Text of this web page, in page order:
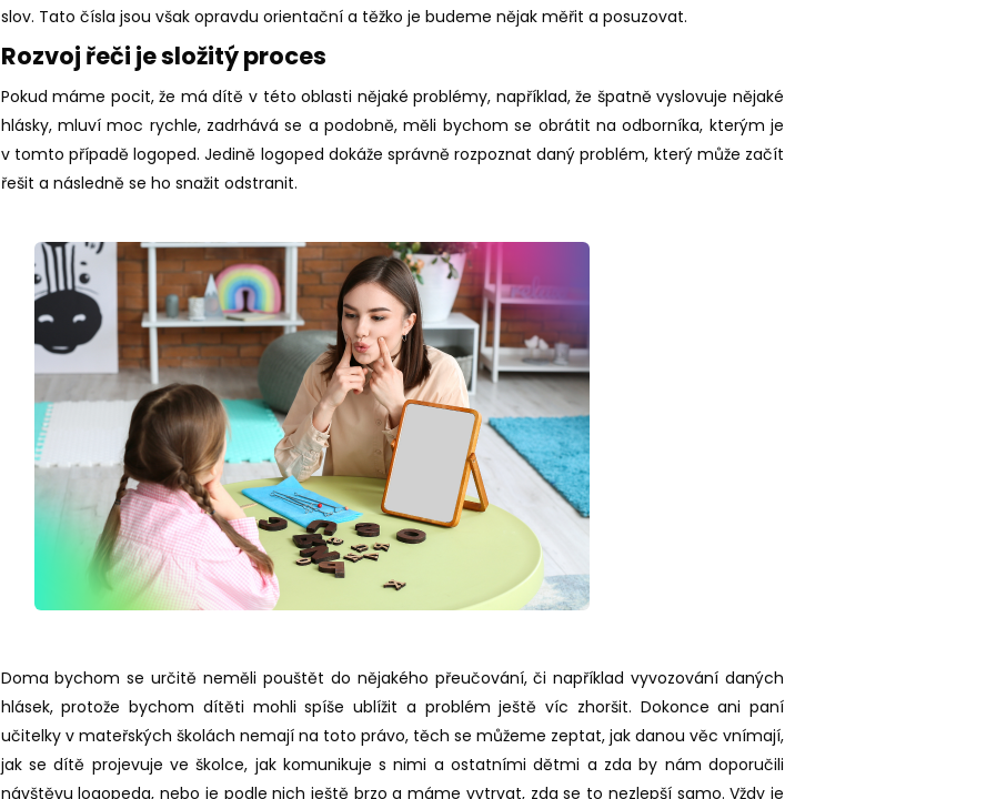
slov. Tato čísla jsou však opravdu orientační a těžko je budeme nějak měřit a posuzovat.
Rozvoj řeči je složitý proces
Pokud máme pocit, že má dítě v této oblasti nějaké problémy, například, že špatně vyslovuje nějaké
hlásky, mluví moc rychle, zadrhává se a podobně, měli bychom se obrátit na odborníka, kterým je
v tomto případě logoped. Jedině logoped dokáže správně rozpoznat daný problém, který může začít
řešit a následně se ho snažit odstranit.
Doma bychom se určitě neměli pouštět do nějakého přeučování, či například vyvozování daných
hlásek, protože bychom dítěti mohli spíše ublížit a problém ještě víc zhoršit. Dokonce ani paní
učitelky v mateřských školách nemají na toto právo, těch se můžeme zeptat, jak danou věc vnímají,
jak se dítě projevuje ve školce, jak komunikuje s nimi a ostatními dětmi a zda by nám doporučili
návštěvu logopeda, nebo je podle nich ještě brzo a máme vytrvat, zda se to nezlepší samo. Vždy je